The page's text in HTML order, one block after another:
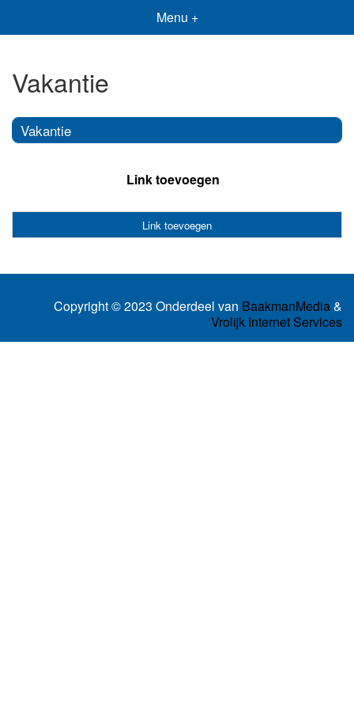
Menu +
Vakantie
Vakantie
Link toevoegen
Link toevoegen
Copyright © 2023 Onderdeel van BaakmanMedia&
Vrolijk Internet Services